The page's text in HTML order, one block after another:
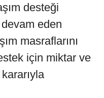
desteği
eden
masraflarını
için miktar ve